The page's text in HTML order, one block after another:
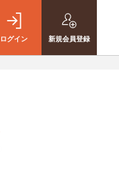
ログイン 新規会員登録